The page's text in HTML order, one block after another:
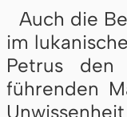
Auch die
im
Petrus
führenden